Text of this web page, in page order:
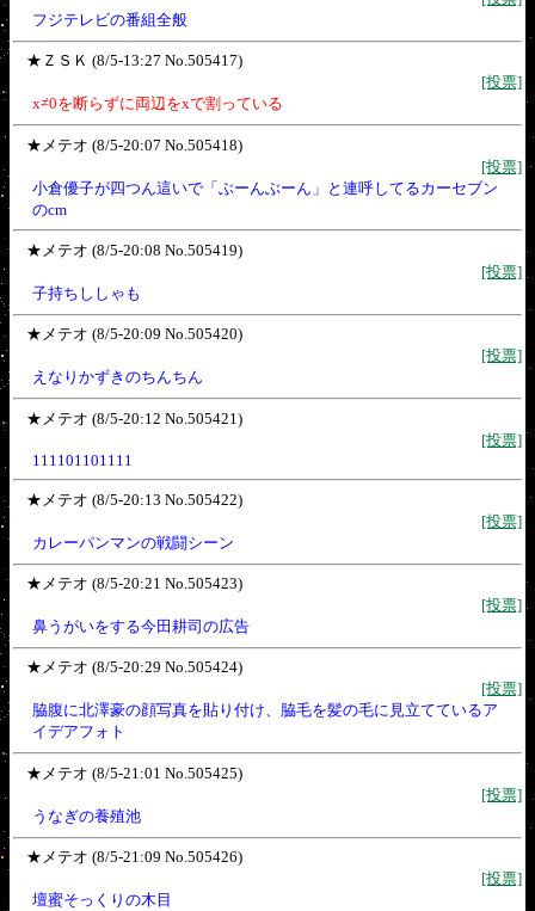
フジテレビの番組全般
★ＺＳＫ (8/5-13:27 No.505417)
[投票]
x≠0を断らずに両辺をxで割っている
★メテオ (8/5-20:07 No.505418)
[投票]
小倉優子が四つん這いで「ぶーんぶーん」と連呼してるカーセブン
のcm
★メテオ (8/5-20:08 No.505419)
[投票]
子持ちししゃも
★メテオ (8/5-20:09 No.505420)
[投票]
えなりかずきのちんちん
★メテオ (8/5-20:12 No.505421)
[投票]
111101101111
★メテオ (8/5-20:13 No.505422)
[投票]
カレーパンマンの戦闘シーン
★メテオ (8/5-20:21 No.505423)
[投票]
鼻うがいをする今田耕司の広告
★メテオ (8/5-20:29 No.505424)
[投票]
脇腹に北澤豪の顔写真を貼り付け、脇毛を髪の毛に見立てているア
イデアフォト
★メテオ (8/5-21:01 No.505425)
[投票]
うなぎの養殖池
★メテオ (8/5-21:09 No.505426)
[投票]
壇蜜そっくりの木目